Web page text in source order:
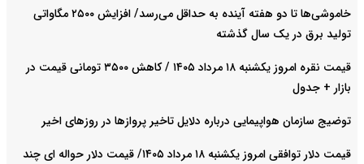
خاموشی‌ها تا دو هفته آینده به حداقل می‌رسد/ افزایش ۲۵۰۰ مگاواتی
تولید برق در یک سال گذشته
قیمت نقره امروز یکشنبه ۱۸ مرداد ۱۴۰۵ / کاهش ۳۵۰۰ تومانی قیمت در
بازار + جدول
توضیج سازمان هواپیمایی درباره دلایل تاخیر پروازها در روزهای اخیر
قیمت دلار توافقی امروز یکشنبه ۱۸ مرداد ۱۴۰۵/ قیمت دلار حواله ای چند